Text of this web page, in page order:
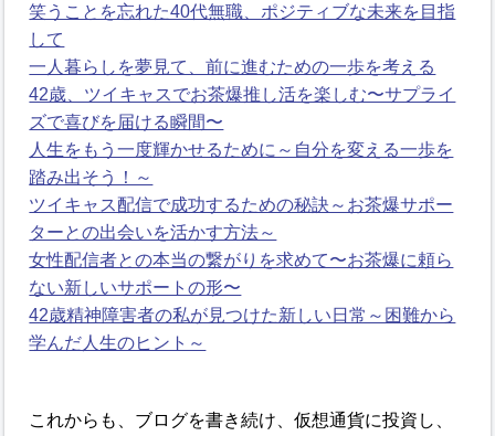
笑うことを忘れた40代無職、ポジティブな未来を目指
して
一人暮らしを夢見て、前に進むための一歩を考える
42歳、ツイキャスでお茶爆推し活を楽しむ〜サプライ
ズで喜びを届ける瞬間〜
人生をもう一度輝かせるために～自分を変える一歩を
踏み出そう！～
ツイキャス配信で成功するための秘訣～お茶爆サポー
ターとの出会いを活かす方法～
女性配信者との本当の繋がりを求めて〜お茶爆に頼ら
ない新しいサポートの形〜
42歳精神障害者の私が見つけた新しい日常～困難から
学んだ人生のヒント～
これからも、ブログを書き続け、仮想通貨に投資し、